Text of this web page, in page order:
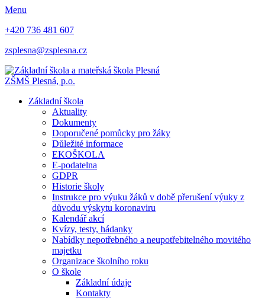
Menu
+420 736 481 607
zsplesna@zsplesna.cz
ZŠMŠ Plesná, p.o.
Základní škola
Aktuality
Dokumenty
Doporučené pomůcky pro žáky
Důležité informace
EKOŠKOLA
E-podatelna
GDPR
Historie školy
Instrukce pro výuku žáků v době přerušení výuky z
důvodu výskytu koronaviru
Kalendář akcí
Kvízy, testy, hádanky
Nabídky nepotřebného a neupotřebitelného movitého
majetku
Organizace školního roku
O škole
Základní údaje
Kontakty